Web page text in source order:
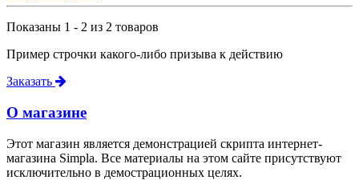
Показаны 1 - 2 из 2 товаров
Пример строчки какого-либо призыва к действию
Заказать
О магазине
Этот магазин является демонстрацией скрипта интернет-
магазина Simpla. Все материалы на этом сайте присутствуют
исключительно в демострационных целях.